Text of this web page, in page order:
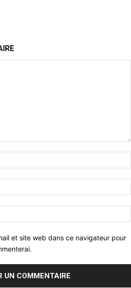
et site web dans ce navigateur pour